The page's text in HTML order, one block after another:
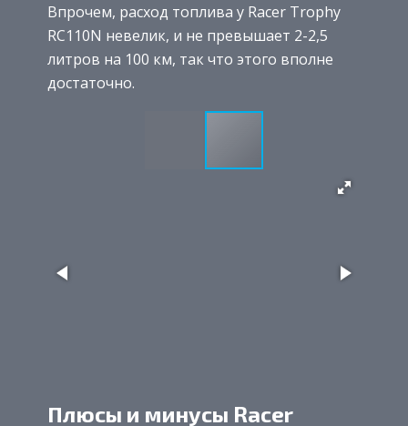
Впрочем, расход топлива у Racer Trophy
RC110N невелик, и не превышает 2-2,5
литров на 100 км, так что этого вполне
достаточно.
Плюсы и минусы Racer